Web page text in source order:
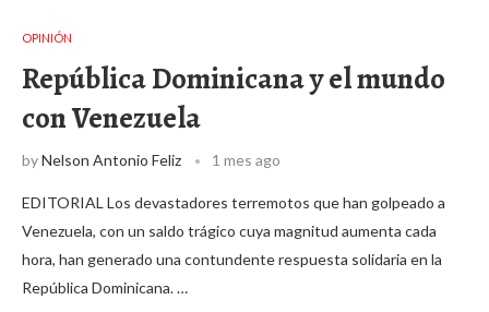
OPINIÓN
República Dominicana y el mundo
con Venezuela
byNelson Antonio Feliz 1 mes ago
EDITORIAL Los devastadores terremotos que han golpeado a
Venezuela, con un saldo trágico cuya magnitud aumenta cada
hora, han generado una contundente respuesta solidaria en la
República Dominicana. …